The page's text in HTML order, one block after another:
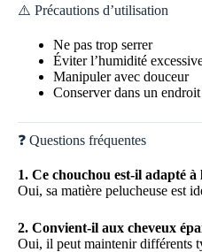
⚠️ Précautions d’utilisation
Ne pas trop serrer
Éviter l’humidité
Manipuler avec douceur
Conserver dans un endroit
❓ Questions fréquentes
1. Ce chouchou est-il adapté à
Oui, sa matière pelucheuse est
2. Convient-il aux cheveux
Oui, il peut maintenir différents